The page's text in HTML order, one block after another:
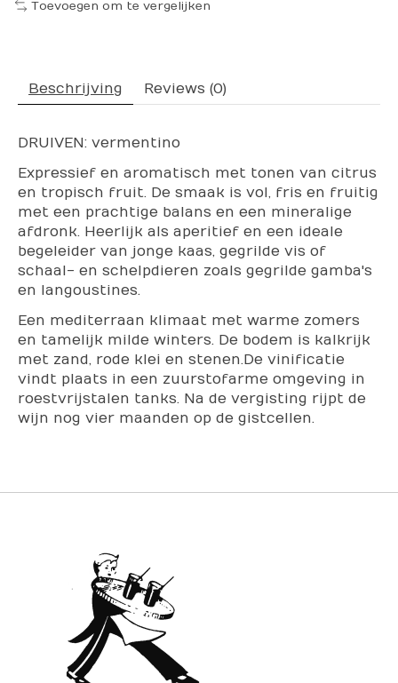
Toevoegen om te vergelijken
Beschrijving Reviews (0)
DRUIVEN: vermentino
Expressief en aromatisch met tonen van citrus
en tropisch fruit. De smaak is vol, fris en fruitig
met een prachtige balans en een mineralige
afdronk. Heerlijk als aperitief en een ideale
begeleider van jonge kaas, gegrilde vis of
schaal- en schelpdieren zoals gegrilde gamba's
en langoustines.
Een mediterraan klimaat met warme zomers
en tamelijk milde winters. De bodem is kalkrijk
met zand, rode klei en stenen.De vinificatie
vindt plaats in een zuurstofarme omgeving in
roestvrijstalen tanks. Na de vergisting rijpt de
wijn nog vier maanden op de gistcellen.